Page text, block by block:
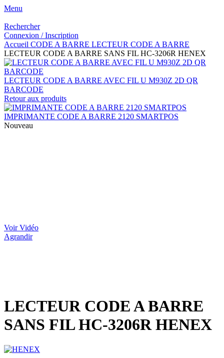
Menu
Rechercher
Connexion / Inscription
Accueil CODE A BARRE LECTEUR CODE A BARRE
LECTEUR CODE A BARRE SANS FIL HC-3206R HENEX
LECTEUR CODE A BARRE AVEC FIL U M930Z 2D QR
BARCODE
Retour aux produits
IMPRIMANTE CODE A BARRE 2120 SMARTPOS
Nouveau
Voir Vidéo
Agrandir
LECTEUR CODE A BARRE
SANS FIL HC-3206R HENEX